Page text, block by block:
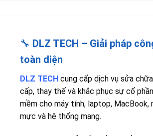
🔧 DLZ TECH – Giải pháp
toàn diện
DLZ TECH cung cấp dịch vụ sửa
cấp, thay thế và khắc phục sự cố
mềm cho máy tính, laptop, MacBook,
mực và hệ thống mạng.